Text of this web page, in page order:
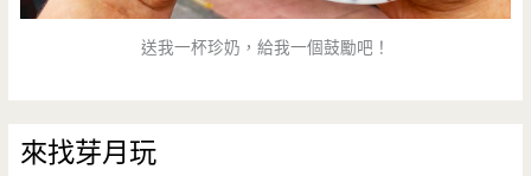
送我一杯珍奶，給我一個鼓勵吧！
來找芽月玩